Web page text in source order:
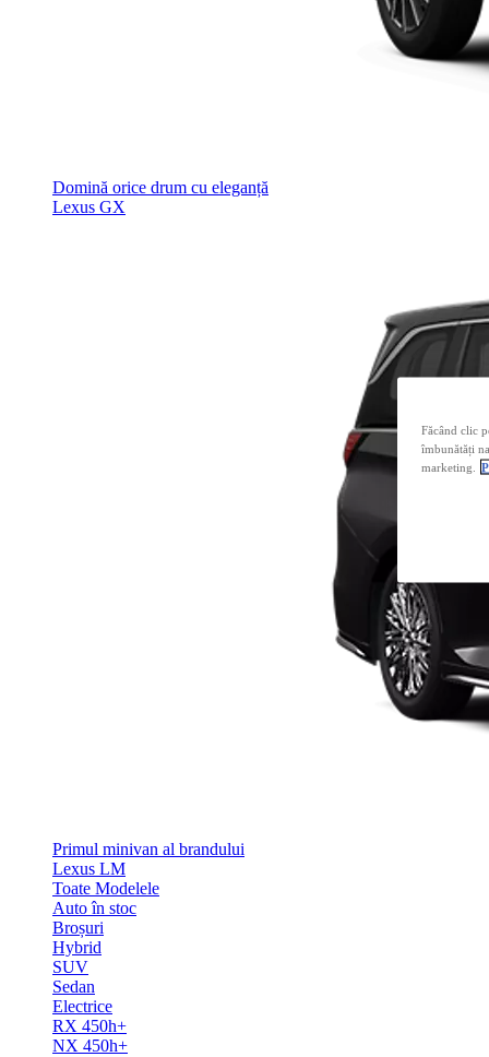
Domină orice drum cu eleganță
Lexus GX
Primul minivan al brandului
Lexus LM
Toate Modelele
Auto în stoc
Broșuri
Hybrid
SUV
Sedan
Electrice
RX 450h+
NX 450h+
Făcând clic
îmbunătăți
marketing.